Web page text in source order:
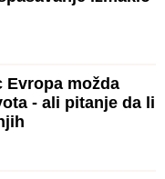
Evropa možda
- ali pitanje da li